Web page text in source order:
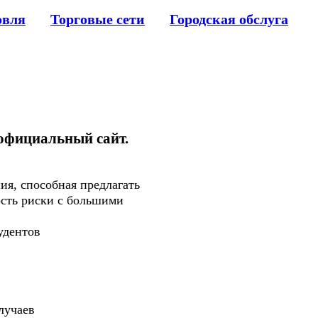
Торговые сети Городская обслуга
сайт.
способная предлагать
риски с большими